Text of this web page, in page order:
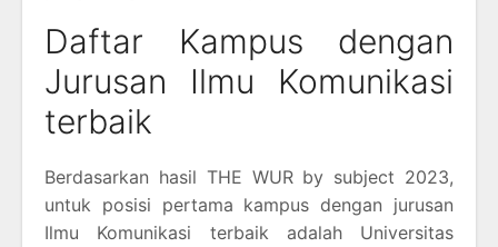
Daftar Kampus dengan
Jurusan Ilmu Komunikasi
terbaik
Berdasarkan hasil THE WUR by subject 2023,
untuk posisi pertama kampus dengan jurusan
Ilmu Komunikasi terbaik adalah Universitas